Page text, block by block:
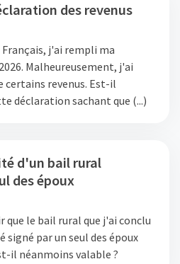
des revenus
j'ai rempli ma
Malheureusement, j'ai
certains revenus. Est-il
déclaration sachant que (...)
d'un bail rural
des époux
que le bail rural que j'ai conclu
signé par un seul des époux
il néanmoins valable ?